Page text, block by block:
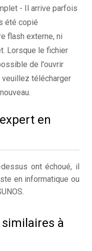
- Il arrive parfois
été copié
flash externe, ni
Lorsque le fichier
de l'ouvrir
veuillez télécharger
en
ont échoué, il
en informatique ou
à